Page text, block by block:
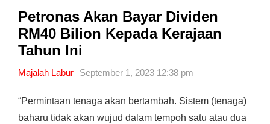
Petronas Akan Bayar Dividen
RM40 Bilion Kepada Kerajaan
Tahun Ini
Majalah Labur September 1, 2023 12:38 pm
“Permintaan tenaga akan bertambah. Sistem (tenaga)
baharu tidak akan wujud dalam tempoh satu atau dua